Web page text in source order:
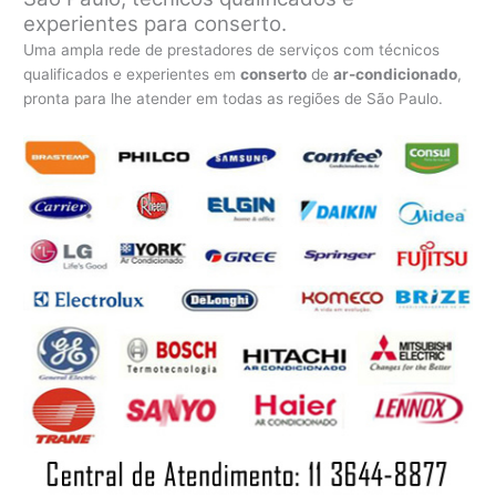
experientes para conserto.
Uma ampla rede de prestadores de serviços com técnicos
qualificados e experientes emconserto dear-condicionado,
pronta para lhe atender em todas as regiões de São Paulo.